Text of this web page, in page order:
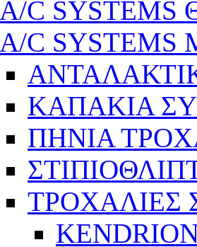
A/C SYSTEMS
A/C SYSTEMS
ΚΑΠΑΚΙΑ
ΠΗΝΙΑ
ΤΡΟΧΑΛΙΕΣ